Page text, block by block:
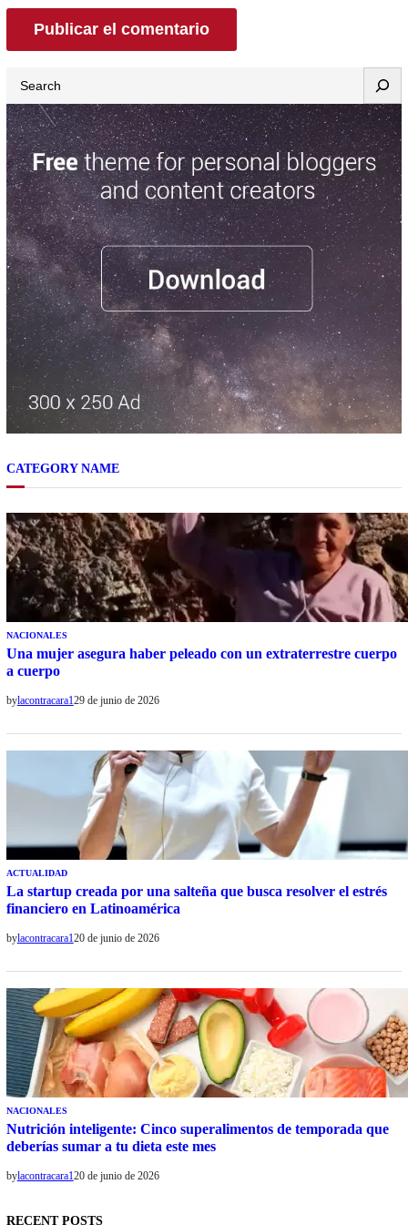
CATEGORY NAME
NACIONALES
Una mujer asegura haber peleado con un extraterrestre cuerpo
a cuerpo
bylacontracara129 de junio de 2026
ACTUALIDAD
La startup creada por una salteña que busca resolver el estrés
financiero en Latinoamérica
bylacontracara120 de junio de 2026
NACIONALES
Nutrición inteligente: Cinco superalimentos de temporada que
deberías sumar a tu dieta este mes
bylacontracara120 de junio de 2026
RECENT POSTS